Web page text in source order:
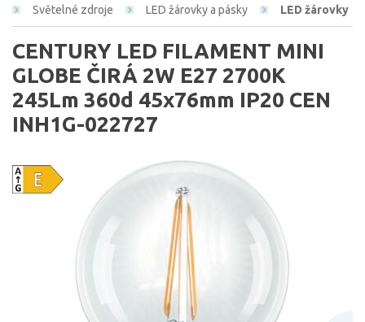
Světelné zdroje LED žárovky a pásky LED žárovky
CENTURY LED FILAMENT MINI
GLOBE ČIRÁ 2W E27 2700K
245Lm 360d 45x76mm IP20 CEN
INH1G-022727